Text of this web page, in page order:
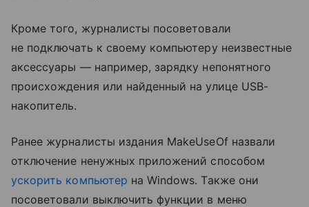
Кроме того, журналисты посоветовали
не подключать к своему компьютеру неизвестные
аксессуары — например, зарядку непонятного
происхождения или найденный на улице USB-
накопитель.
Ранее журналисты издания MakeUseOf назвали
отключение ненужных приложений способом
ускорить компьютер на Windows. Также они
посоветовали выключить функции в меню